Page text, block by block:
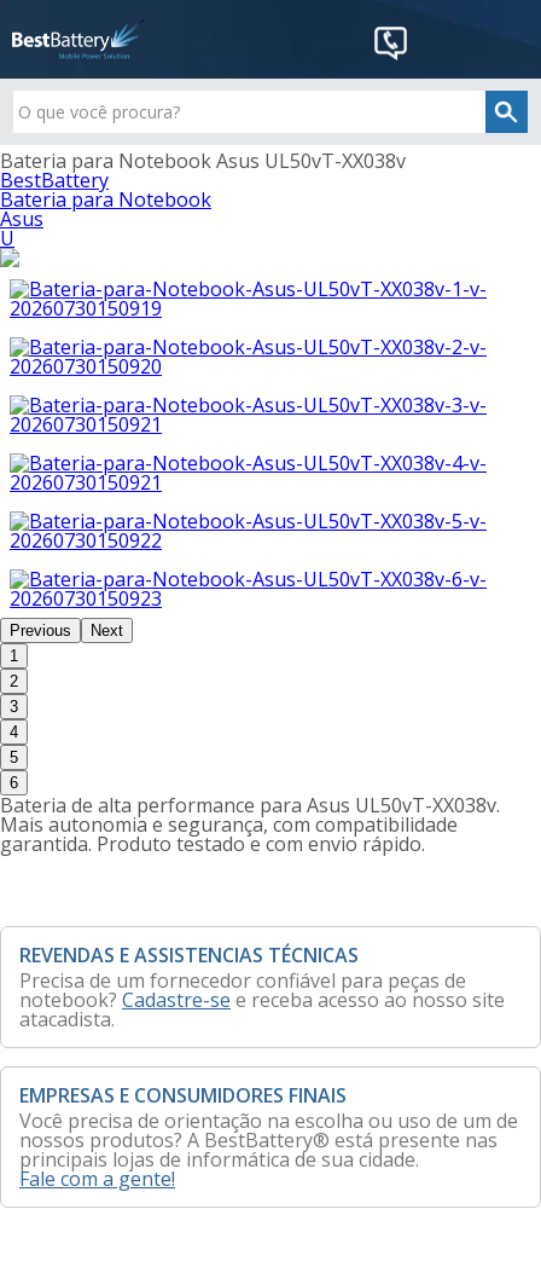
Bateria para Notebook Asus UL50vT-XX038v
BestBattery
Bateria para Notebook
Asus
U
Previous
Next
1
2
3
4
5
6
Bateria de alta performance para Asus UL50vT-XX038v.
Mais autonomia e segurança, com compatibilidade
garantida. Produto testado e com envio rápido.
REVENDAS E ASSISTENCIAS TÉCNICAS
Precisa de um fornecedor confiável para peças de
notebook? Cadastre-se e receba acesso ao nosso site
atacadista.
EMPRESAS E CONSUMIDORES FINAIS
Você precisa de orientação na escolha ou uso de um de
nossos produtos? A BestBattery® está presente nas
principais lojas de informática de sua cidade.
Fale com a gente!